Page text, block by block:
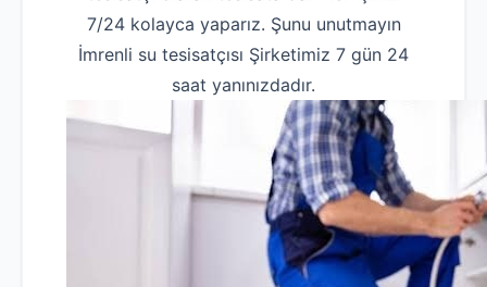
7/24 kolayca yaparız. Şunu unutmayın
İmrenli su tesisatçısı Şirketimiz 7 gün 24
saat yanınızdadır.